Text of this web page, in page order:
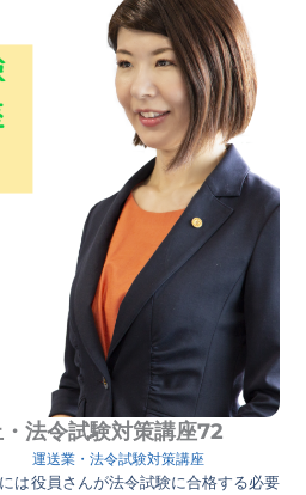
法令試験対策講座72
運送業・法令試験対策講座
は役員さんが法令試験に合格する必要